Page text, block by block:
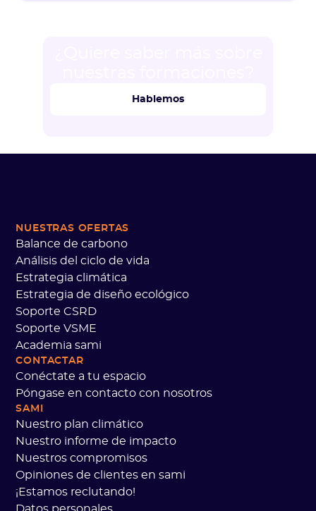
Hablemos
NUESTRAS OFERTAS
Balance de carbono
Análisis del ciclo de vida
Estrategia climática
Estrategia de diseño ecológico
Soporte CSRD
Soporte VSME
Academia sami
CONTACTAR
Conéctate a tu espacio
Póngase en contacto con nosotros
SAMI
Nuestro plan climático
Nuestro informe de impacto
Nuestros compromisos
Opiniones de clientes en sami
¡Estamos reclutando!